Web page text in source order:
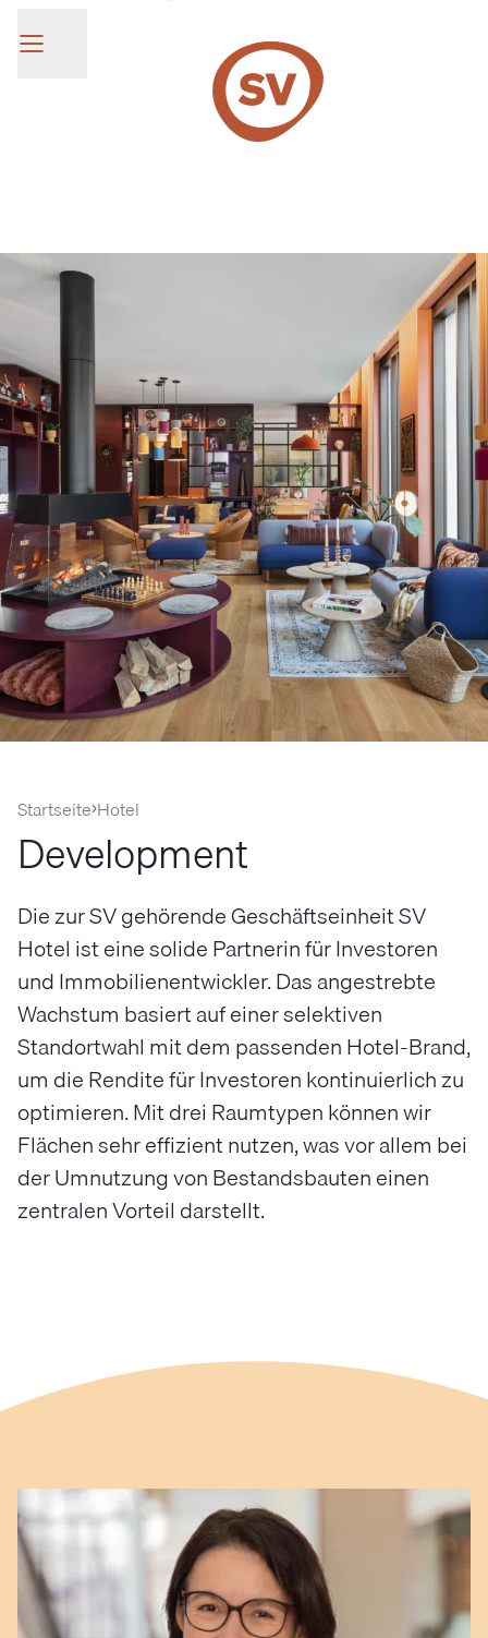
Startseite Hotel
Development
Die zur SV gehörende Geschäftseinheit SV
Hotel ist eine solide Partnerin für Investoren
und Immobilienentwickler. Das angestrebte
Wachstum basiert auf einer selektiven
Standortwahl mit dem passenden Hotel-Brand,
um die Rendite für Investoren kontinuierlich zu
optimieren. Mit drei Raumtypen können wir
Flächen sehr effizient nutzen, was vor allem bei
der Umnutzung von Bestandsbauten einen
zentralen Vorteil darstellt.